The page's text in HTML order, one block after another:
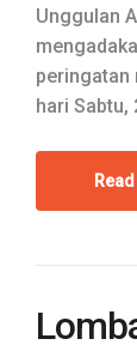
Unggulan
peringatan
hari Sabtu,